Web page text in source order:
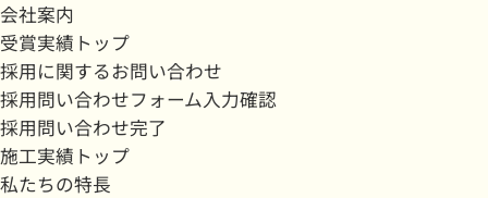
会社案内
受賞実績トップ
採用に関するお問い合わせ
採用問い合わせフォーム入力確認
採用問い合わせ完了
施工実績トップ
私たちの特長